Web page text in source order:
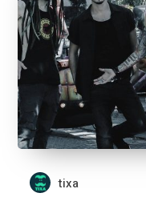
tixa